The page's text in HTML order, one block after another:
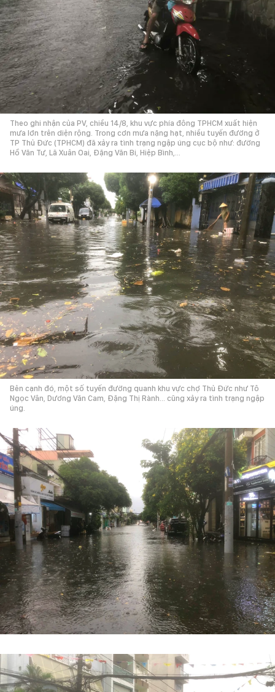
Theo ghi nhận của PV, chiều 14/8, khu vực phía đông TPHCM xuất hiện
mưa lớn trên diện rộng. Trong cơn mưa nặng hạt, nhiều tuyến đường ở
TP Thủ Đức (TPHCM) đã xảy ra tình trạng ngập úng cục bộ như: đường
Hồ Văn Tư, Lã Xuân Oai, Đặng Văn Bi, Hiệp Bình,…
Bên cạnh đó, một số tuyến đường quanh khu vực chợ Thủ Đức như Tô
Ngọc Vân, Dương Văn Cam, Đặng Thị Rành... cũng xảy ra tình trạng ngập
úng.